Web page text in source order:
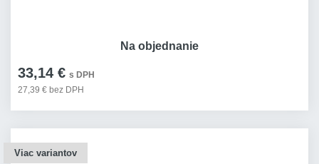
33,14 € s DPH
27,39 € bez DPH
Na objednanie
Viac variantov